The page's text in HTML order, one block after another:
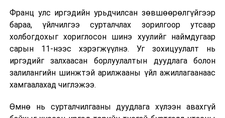
2026 оны 9 дүгээр сарын 13-наас оюутнуудыг
дотуур байранд оруулж эхэлнэ.
Сургууль, цэцэрлэгийн үйл ажиллагааны
зохицуулалт
2026 оны 8 дугаар сарын 17–28-ны өдрүүдэд
байранд элсэлт, бүртгэл болон бусад аливаа
Франц улс иргэдийн урьдчилсан зөвшөөрөлгүйгээр
бараа, үйлчилгээ сурталчлах зорилгоор утсаар
холбогдохыг хориглосон шинэ хуулийг наймдугаар
сарын 11-нээс хэрэгжүүлнэ. Уг зохицуулалт нь
иргэдийг залхаасан борлуулалтын дуудлага болон
залилангийн шинжтэй арилжааны үйл ажиллагаанаас
хамгаалахад чиглэжээ.
Өмнө нь сурталчилгааны дуудлага хүлээн авахгүй